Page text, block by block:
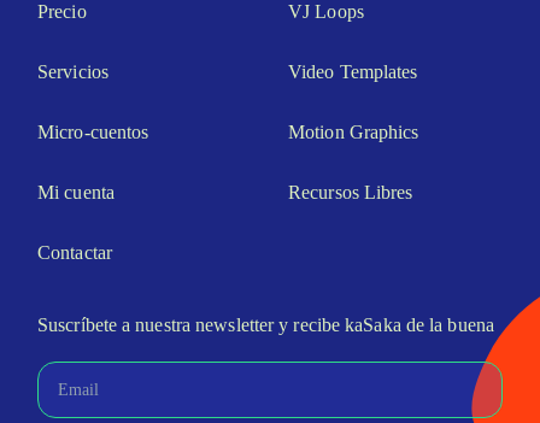
Precio
Servicios
Micro-cuentos
Mi cuenta
Contactar
VJ Loops
Video Templates
Motion Graphics
Recursos Libres
Suscríbete a nuestra newsletter y recibe kaSaka de la buena